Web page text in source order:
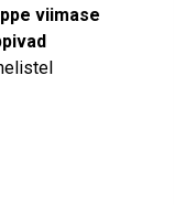
viimase